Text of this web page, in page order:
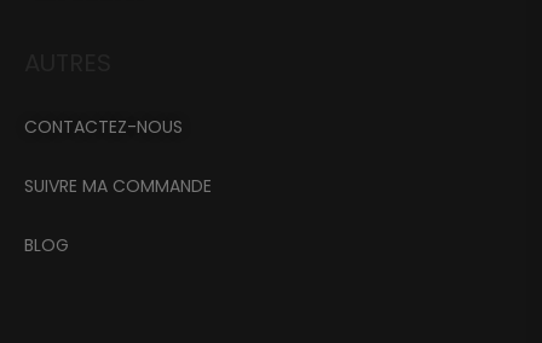
CONTACTEZ-NOUS
SUIVRE MA COMMANDE
BLOG